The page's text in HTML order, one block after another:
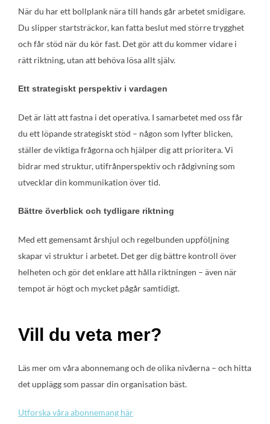
När du har ett bollplank nära till hands går arbetet smidigare.
Du slipper startsträckor, kan fatta beslut med större trygghet
och får stöd när du kör fast. Det gör att du kommer vidare i
rätt riktning, utan att behöva lösa allt själv.
Ett strategiskt perspektiv i vardagen
Det är lätt att fastna i det operativa. I samarbetet med oss får
du ett löpande strategiskt stöd – någon som lyfter blicken,
ställer de viktiga frågorna och hjälper dig att prioritera. Vi
bidrar med struktur, utifrånperspektiv och rådgivning som
utvecklar din kommunikation över tid.
Bättre överblick och tydligare riktning
Med ett gemensamt årshjul och regelbunden uppföljning
skapar vi struktur i arbetet. Det ger dig bättre kontroll över
helheten och gör det enklare att hålla riktningen – även när
tempot är högt och mycket pågår samtidigt.
Vill du veta mer?
Läs mer om våra abonnemang och de olika nivåerna – och hitta
det upplägg som passar din organisation bäst.
Utforska våra abonnemang här